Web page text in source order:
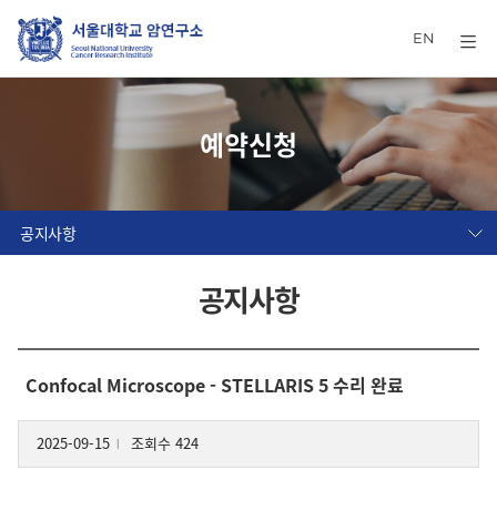
EN
예약신청
공지사항
공지사항
Confocal Microscope - STELLARIS 5 수리 완료
2025-09-15 조회수 424